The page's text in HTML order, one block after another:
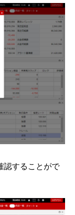
認することがで